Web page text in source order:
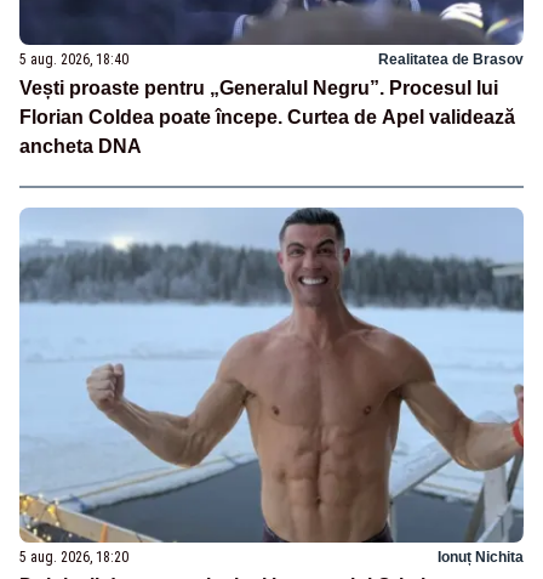
5 aug. 2026, 18:40 Realitatea de Brasov
Vești proaste pentru „Generalul Negru”. Procesul lui
Florian Coldea poate începe. Curtea de Apel validează
ancheta DNA
5 aug. 2026, 18:20 Ionuț Nichita